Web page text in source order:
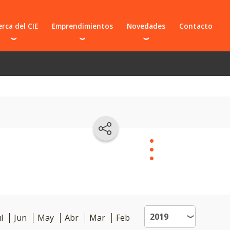
del CIE Emprendimientos
Preincubados e incubados
Sumate a un emprendimiento
Novedades Contacto
Novedades
Jun May Abr Mar Feb